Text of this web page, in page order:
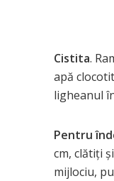
Cistita.
apă
ligheanul
Pentru
cm, clătiți
mijlociu,